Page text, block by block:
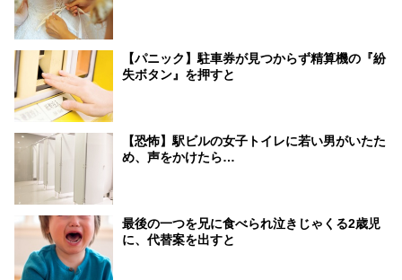
【パニック】駐車券が見つからず精算機の『紛
失ボタン』を押すと
【恐怖】駅ビルの女子トイレに若い男がいたた
め、声をかけたら…
最後の一つを兄に食べられ泣きじゃくる2歳児
に、代替案を出すと